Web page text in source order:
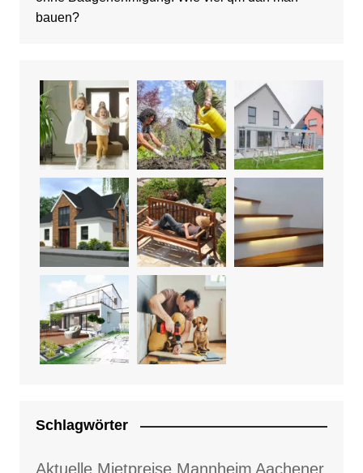
bauen?
Schlagwörter
Aktuelle Mietpreise Mannheim Aachener